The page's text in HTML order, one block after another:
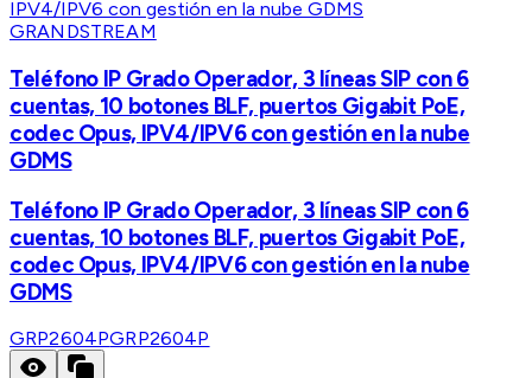
GRANDSTREAM
Teléfono IP Grado Operador, 3 líneas SIP con 6
cuentas, 10 botones BLF, puertos Gigabit PoE,
codec Opus, IPV4/IPV6 con gestión en la nube
GDMS
Teléfono IP Grado Operador, 3 líneas SIP con 6
cuentas, 10 botones BLF, puertos Gigabit PoE,
codec Opus, IPV4/IPV6 con gestión en la nube
GDMS
GRP2604PGRP2604P